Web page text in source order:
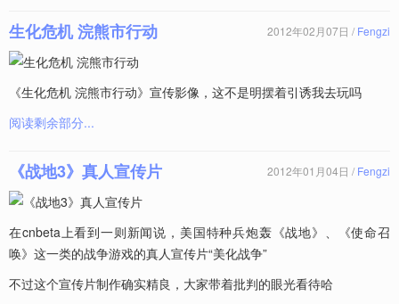
生化危机 浣熊市行动 2012年02月07日 / Fengzi
《生化危机 浣熊市行动》宣传影像，这不是明摆着引诱我去玩吗
阅读剩余部分...
《战地3》真人宣传片 2012年01月04日 / Fengzi
在cnbeta上看到一则新闻说，美国特种兵炮轰《战地》、《使命召
唤》这一类的战争游戏的真人宣传片“美化战争”
不过这个宣传片制作确实精良，大家带着批判的眼光看待哈